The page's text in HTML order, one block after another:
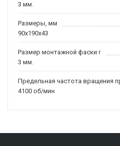
3 мм.
Размеры, мм
90x190x43
Размер монтажной фаски r
3 мм.
Предельная частота вращения
4100 об/мин